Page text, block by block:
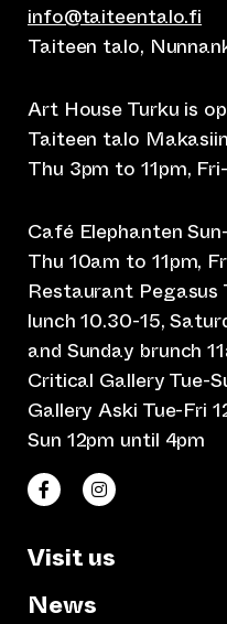
info@taiteentalo.fi
Taiteen talo,
Art House Turku is
Taiteen talo
Thu 3pm to 11pm,
Café Elephanten
Thu 10am to 11pm,
Restaurant
lunch 10.30-15,
and Sunday brunch
Critical Gallery Tue-
Gallery Aski Tue-Fri
Sun 12pm until 4pm
Taiteen talo Facebookissa
(opens an external
Taiteen talo
(opens an external
Visit us
News